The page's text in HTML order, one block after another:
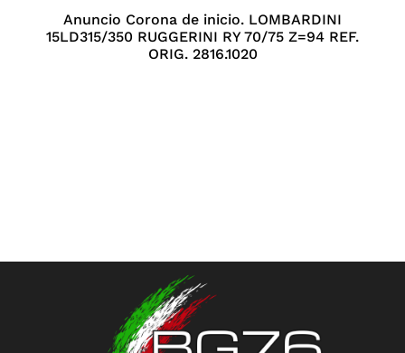
Anuncio Corona de inicio. LOMBARDINI
15LD315/350 RUGGERINI RY 70/75 Z=94 REF.
ORIG. 2816.1020